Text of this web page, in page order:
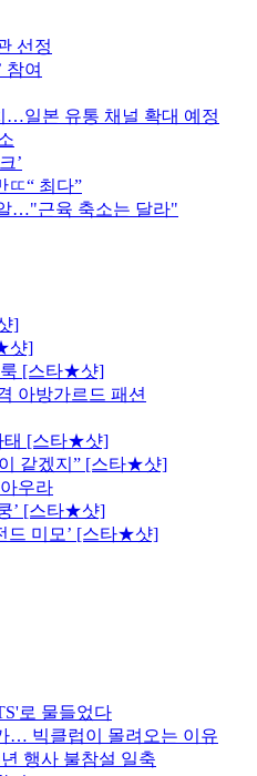
선정
참여
…일본 유통 채널 확대 예정
’
ㄸ“ 최다”
…"근육 축소는 달라"
]
샷]
룩 [스타★샷]
아방가르드 패션
태 [스타★샷]
같겠지” [스타★샷]
우라
’ [스타★샷]
드 미모’ [스타★샷]
로 물들었다
… 빅클럽이 몰려오는 이유
행사 불참설 일축